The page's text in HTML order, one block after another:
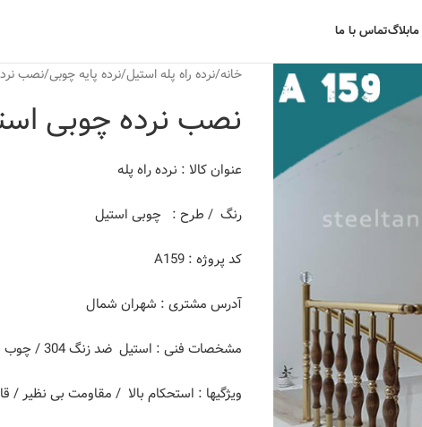
بلاگتماس با ما
خانه نرده راه پله استیل نرده پایه چوبی نصب
نصب نرده چوبی
عنوان کالا : نرده راه پله
رنگ / طرح : چوبی استیل
کد پروژه : A159
آدرس مشتری : شهران شمال
مشخصات فنی : استیل ضد زنگ 304 / چوب اصل با رنگ پلی اورتان
ویژگیها : استحکام بالا / مقاومت بی نظیر /